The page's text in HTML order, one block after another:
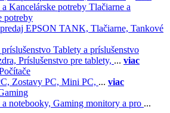
Tlačiarne a
potreby
EPSON TANK, Tlačiarne, Tankové
Tablety a príslušenstvo
Príslušenstvo pre tablety, ... viac
Zostavy PC, Mini PC, ... viac
notebooky, Gaming monitory a pro ...